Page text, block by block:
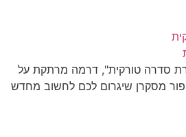
סדרה טורקית", דרמה מרתקת על
מסקרן שיגרום לכם לחשוב מחדש